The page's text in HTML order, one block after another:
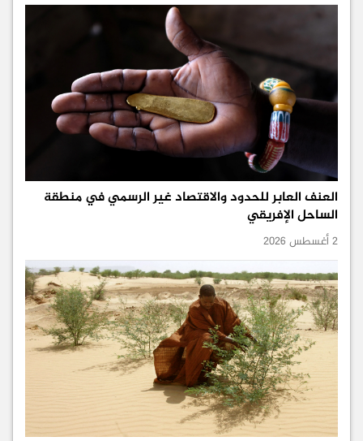
العنف العابر للحدود والاقتصاد غير الرسمي في منطقة
الساحل الإفريقي
2 أغسطس 2026